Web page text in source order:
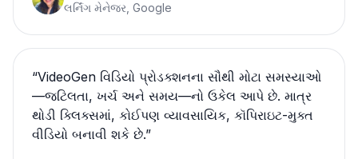
લર્નિંગ મેનેજર, Google
“VideoGen વિડિયો પ્રોડક્શનના સૌથી મોટા સમસ્યાઓ
—જટિલતા, ખર્ચ અને સમય—નો ઉકેલ આપે છે. માત્ર
થોડી ક્લિક્સમાં, કોઈપણ વ્યાવસાયિક, કૉપિરાઇટ-મુક્ત
વીડિયો બનાવી શકે છે.”